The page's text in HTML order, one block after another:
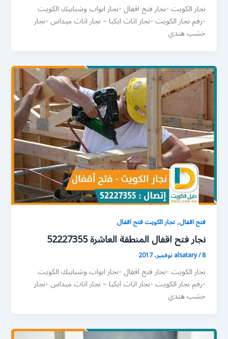
نجار الكويت -نجار فتح اقفال -نجار ابواب وشبابيك الكويت
-رقم نجار الكويت -نجار اثاث ايكيا – نجار اثاث ميداس -نجار
خشب هندي
فتح اقفال,نجار الكويت فتح اقفال
نجار فتح اقفال المنطقة العاشرة 52227355
alsatary/8 نوفمبر، 2017
نجار الكويت -نجار فتح اقفال -نجار ابواب وشبابيك الكويت
-رقم نجار الكويت -نجار اثاث ايكيا – نجار اثاث ميداس -نجار
خشب هندي